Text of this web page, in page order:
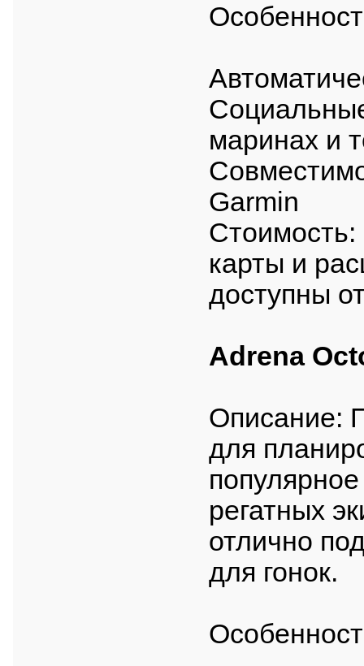
маринах и
Garmin
карты и
доступны
Adrena
Описание:
для
регатных
отлично
для гонок.